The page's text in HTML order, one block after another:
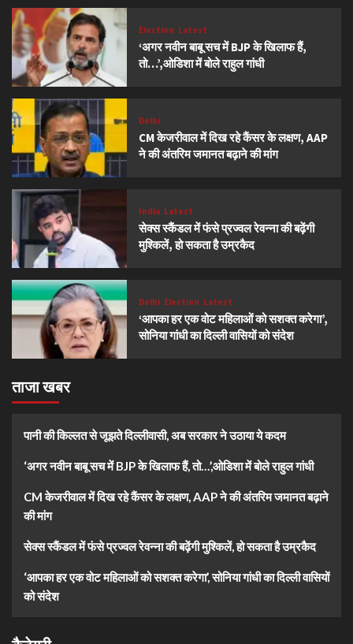
Election Latest
‘अगर नवीन बाबू सच में BJP के खिलाफ हैं,
तो…’,ओडिशा में बोले राहुल गांधी
Delhi
CM केजरीवाल में दिख रहे कैंसर के लक्षण, AAP
ने की अंतरिम जमानत बढ़ाने की मांग
India Latest
सेक्स स्कैंडल में फंसे प्रज्वल रेवन्ना की बढ़ेंगी
मुश्किलें, हो सकता है उम्रकैद
Delhi Election Latest
‘आपका हर एक वोट महिलाओं को सशक्त करेगा’,
सोनिया गांधी का दिल्ली वासियों को संदेश
ताजा खबर
पानी की किल्लत से जूझते दिल्लीवासी, अब सरकार ने उठाया ये कदम
‘अगर नवीन बाबू सच में BJP के खिलाफ हैं, तो…’,ओडिशा में बोले राहुल गांधी
CM केजरीवाल में दिख रहे कैंसर के लक्षण, AAP ने की अंतरिम जमानत बढ़ाने
की मांग
सेक्स स्कैंडल में फंसे प्रज्वल रेवन्ना की बढ़ेंगी मुश्किलें, हो सकता है उम्रकैद
‘आपका हर एक वोट महिलाओं को सशक्त करेगा’, सोनिया गांधी का दिल्ली वासियों
को संदेश